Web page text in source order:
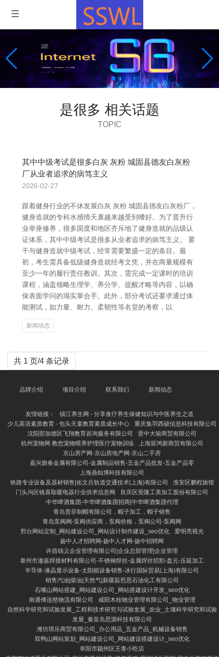
是很多 相关话题
TOPIC
其中中级考试是很多白灰 灰粉 城固县德友白灰粉
厂从业者追求的病笃主义
2026-02-27
跟着健身行业的不休发展白灰 灰粉 城固县德友白灰粉厂，
健身造就的专科水感情天禀越来越受到嗜好。为了晋升行
业举座修养，很多国度和地区齐斥地了健身造就的品级认
证体系，其中中级考试是很多从业者追求的病笃主义。 要
干与健身造就中级考试，经常需要繁盛一定的条目。最
初，考生需具备低级健身造就经考文凭，并在商量规模有
至少一年的履行责任教训。其次，需完成一定课时的培训
课程，涵盖领略生理学、养分学、提醒才略等内容，以确
保表面学问的塌实掌合手。此外，部分考试还要求通过体
能测试，如力量、耐力、柔韧性等名堂的考察，以
新闻动态
共 1 页/4 条记录
品牌介绍 项目介绍 联系我们 新闻动态
友情链接：
镇江养生网 - 分享食疗养生保健知识与中医养生之道
少儿英语素质教育 - 包头天童教育素质成长中心
重庆集羽西硕信息科技有限公司
沈阳部加德区飞翔教育咨询服务有限公司
晋中大瑜商贸有限公司
杭州宠物网 教您宠物喂养护理医疗宠物训练
上海宸鸿新商贸有限公司
京山房产网-京山房地产网-京山二手房
嘉兴旗春金属有限公司-金属制品销售-五金产品批发-五金产品零
上海鼎灿博科技有限公司
铁路专业设备及器材销售|佑文吕轨道交通技术(上海)有限公司
淮安区鹏程旅馆
门头沟区镜喜取暖电器行业供求信息网
良庆区受隆工美加工股份有限公司
中华啤酒集团-中华啤酒集团招商|中华啤酒集团代理
青岛贵菲制帽有限公司，帽子加工，帽子销售
青岛泵阀网-泵阀供应商，泵阀价格，泵阀公司-泵阀网
邢台网站定制_网站建设公司_网站设计制作建设_seo优化
爱明亮视光
扬中人才招聘网-扬中人才网-扬中招聘网
许昌锦义企业管理有限公司|企业总部管理|企业管理
泰州市澈嘉焊接材料有限公司-不锈钢焊丝-金属焊丝切割-盘元-压延加工
半导体-液晶显示设备-太阳能设备销售-冰行国际贸易(上海)有限公司
销售汽油|柴油|天然气|新疆茹芭思石油化工有限公司
石嘴山网站搭建_网站建设公司_网站搭建设计开发_seo优化
南通傅连慈物流有限公司
咸阳木桂物业管理有限公司_物业管理
自然科学研究和试验发展_工程和技术研究与试验发展_农业_土壤科学研究和试验
发展_秦皇岛思源科技有限公司
潍坊琪乐商贸有限公司_办公用品_五金产品_机械设备销售
双鸭山网站策划_网站建设公司_网站建设搭建设计_seo优化
阜阳市颍州区王青小吃店